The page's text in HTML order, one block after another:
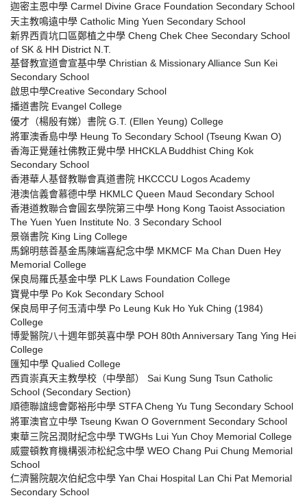
迦密主恩中學 Carmel Divine Grace Foundation Secondary School
天主教鳴遠中學 Catholic Ming Yuen Secondary School
新界西貢坑口區鄭植之中學 Cheng Chek Chee Secondary School
of SK & HH District N.T.
基督教宣道會宣基中學 Christian & Missionary Alliance Sun Kei
Secondary School
啟思中學Creative Secondary School
播道書院 Evangel College
優才（楊殷有娣）書院 G.T. (Ellen Yeung) College
將軍澳香島中學 Heung To Secondary School (Tseung Kwan O)
香海正覺蓮社佛教正覺中學 HHCKLA Buddhist Ching Kok
Secondary School
香港華人基督教聯會真道書院 HKCCCU Logos Academy
港澳信義會慕德中學 HKMLC Queen Maud Secondary School
香港道教聯合會圓玄學院第三中學 Hong Kong Taoist Association
The Yuen Yuen Institute No. 3 Secondary School
景嶺書院 King Ling College
馬錦明慈善基金馬陳端喜紀念中學 MKMCF Ma Chan Duen Hey
Memorial College
保良局羅氏基金中學 PLK Laws Foundation College
寶覺中學 Po Kok Secondary School
保良局甲子何玉清中學 Po Leung Kuk Ho Yuk Ching (1984)
College
博愛醫院八十週年鄧英喜中學 POH 80th Anniversary Tang Ying Hei
College
匯知中學 Qualied College
西貢崇真天主教學校（中學部） Sai Kung Sung Tsun Catholic
School (Secondary Section)
順德聯誼總會鄭裕彤中學 STFA Cheng Yu Tung Secondary School
將軍澳官立中學 Tseung Kwan O Government Secondary School
東華三院呂潤財紀念中學 TWGHs Lui Yun Choy Memorial College
威靈頓教育機構張沛松紀念中學 WEO Chang Pui Chung Memorial
School
仁濟醫院靚次伯紀念中學 Yan Chai Hospital Lan Chi Pat Memorial
Secondary School